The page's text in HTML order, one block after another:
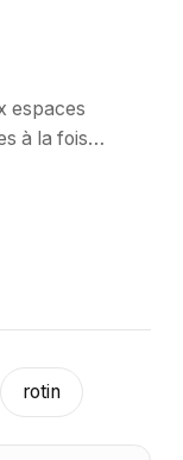
espaces
à la fois
les
intensif, ce
de
Sa
et optimise
intérieurs
Son design
divers
rotin